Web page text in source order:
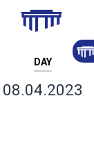
DAY
08.04.2023